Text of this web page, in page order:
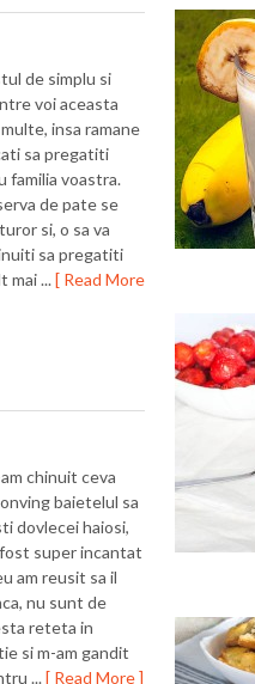
de simplu si
voi aceasta
insa ramane
sa pregatiti
familia voastra.
de pate se
si, o sa va
sa pregatiti
mai ...[ Read More
chinuit ceva
baietelul sa
dovlecei haiosi,
super incantat
am reusit sa il
nu sunt de
reteta in
si m-am gandit
...[ Read More ]